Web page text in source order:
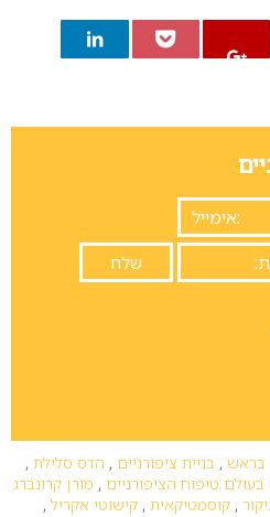
בראש , בניית ציפורניים , הדס סלילת ,
טיפוח הציפורניים , מורן קרונברג
, קוסמטיקאית , קישוטי אקריל ,